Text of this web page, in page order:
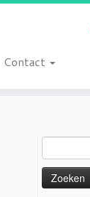
Contact
naar: